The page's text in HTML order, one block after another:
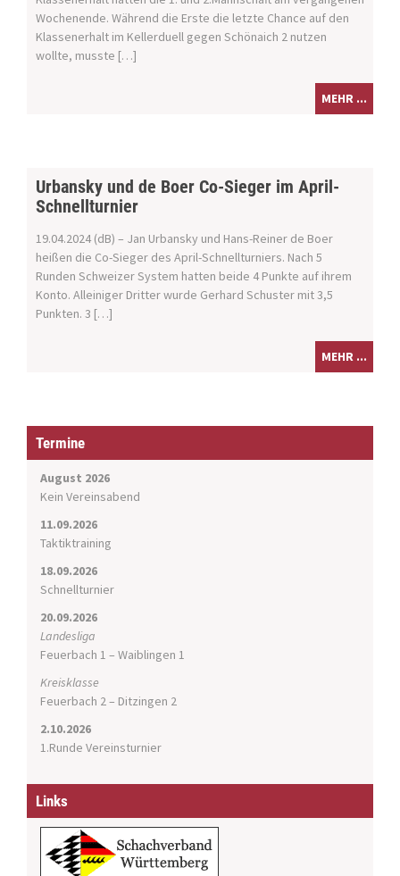
Wochenende. Während die Erste die letzte Chance auf den
Klassenerhalt im Kellerduell gegen Schönaich 2 nutzen
wollte, musste […]
MEHR ...
Urbansky und de Boer Co-Sieger im April-
Schnellturnier
19.04.2024 (dB) – Jan Urbansky und Hans-Reiner de Boer
heißen die Co-Sieger des April-Schnellturniers. Nach 5
Runden Schweizer System hatten beide 4 Punkte auf ihrem
Konto. Alleiniger Dritter wurde Gerhard Schuster mit 3,5
Punkten. 3 […]
MEHR ...
Termine
August 2026
Kein Vereinsabend
11.09.2026
Taktiktraining
18.09.2026
Schnellturnier
20.09.2026
Landesliga
Feuerbach 1 – Waiblingen 1
Kreisklasse
Feuerbach 2 – Ditzingen 2
2.10.2026
1.Runde Vereinsturnier
Links